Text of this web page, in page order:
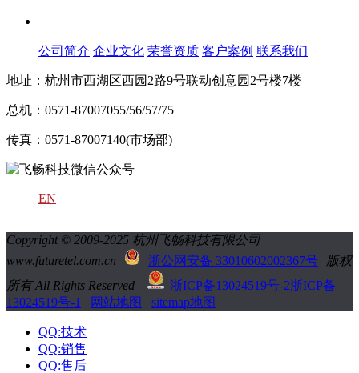
公司简介 企业文化 荣誉资质 客户案例 联系我们
地址：杭州市西湖区西园2路9号联动创意园2号楼7楼
总机：0571-87007055/56/57/75
传真：0571-87007140(市场部)
EN
Copyright © 2009-2025 杭州飞畅科技有限公司
www.futuretel.com.cn
浙公网安备 33010602002367号
版权
所有 All Rights Reserved
浙ICP备13024519号-2浙ICP备
13024519号-1
网站地图 sitemap地图
QQ:技术
QQ:销售
QQ:售后